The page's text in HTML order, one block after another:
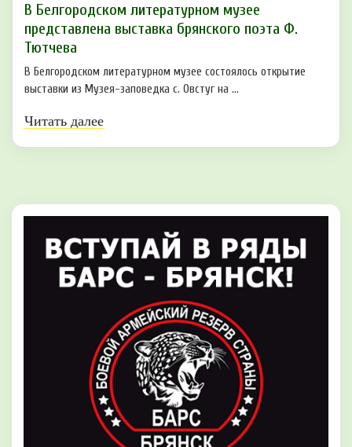
В Белгородском литературном музее
представлена выставка брянского поэта Ф.
Тютчева
В Белгородском литературном музее состоялось открытие
выставки из Музея-заповедка с. Овстуг на ...
Читать далее